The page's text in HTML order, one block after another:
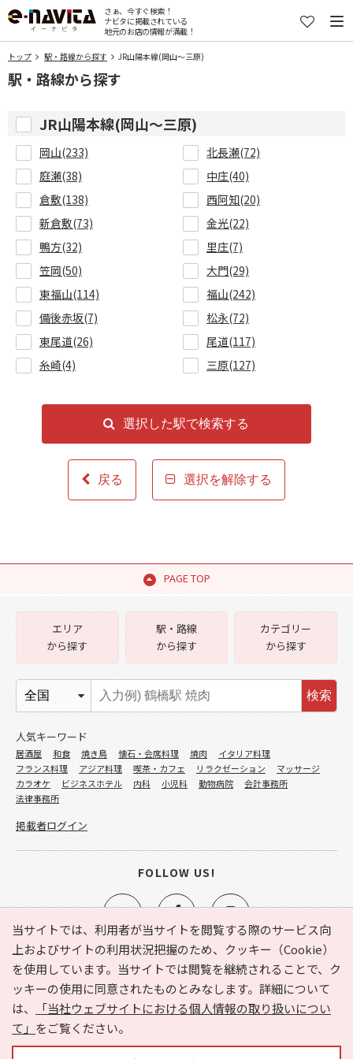
さぁ、今すぐ検索！
ナビタに掲載されている
地元のお店の情報が満載！
トップ 駅・路線から探す JR山陽本線(岡山～三原)
駅・路線から探す
JR山陽本線(岡山～三原)
岡山(233)
北長瀬(72)
庭瀬(38)
中庄(40)
倉敷(138)
西阿知(20)
新倉敷(73)
金光(22)
鴨方(32)
里庄(7)
笠岡(50)
大門(29)
東福山(114)
福山(242)
備後赤坂(7)
松永(72)
東尾道(26)
尾道(117)
糸崎(4)
三原(127)
戻る
選択した駅で検索する
選択を解除する
PAGE TOP
当サイトでは、利用者が当サイトを閲覧する際のサービス向
上およびサイトの利用状況把握のため、クッキー（Cookie）
を使用しています。当サイトでは閲覧を継続されることで、ク
ッキーの使用に同意されたものとみなします。詳細について
は、
「当社ウェブサイトにおける個人情報の取り扱いについ
て」 をご覧ください。
e-NAVITA（イーナビタ）とは？ お気に入り
ヘルプ
利用規約
個人情報の取り扱いについて
運営会社
サイトマップ
広告掲載に関するお問い合わせ
エリア
から探す
駅・路線
から探す
カテゴリー
から探す
検索
人気キーワード
居酒屋 和食 焼き鳥 懐石・会席料理 焼肉
イタリア料理
フランス料理
アジア料理 喫茶・カフェ リラクゼーション
マッサージ
カラオケ
ビジネスホテル 内科 小児科 動物病院
会計事務所
法律事務所
掲載者ログイン
FOLLOW US!